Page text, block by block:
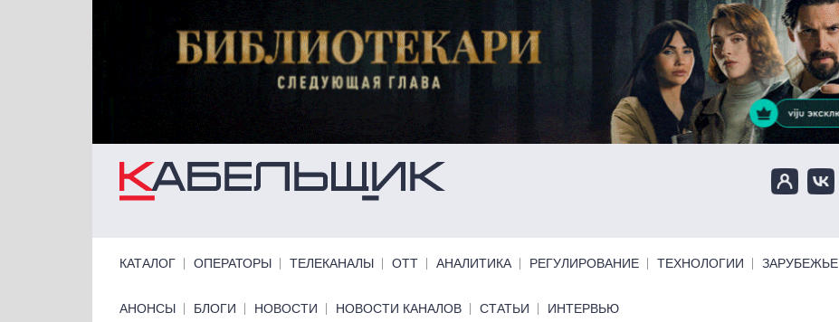
КАТАЛОГ ОПЕРАТОРЫ ТЕЛЕКАНАЛЫ ОТТ АНАЛИТИКА РЕГУЛИРОВАНИЕ ТЕХНОЛОГИИ ЗАРУБЕЖЬЕ
Primary links bottom
АНОНСЫ БЛОГИ НОВОСТИ НОВОСТИ КАНАЛОВ СТАТЬИ ИНТЕРВЬЮ